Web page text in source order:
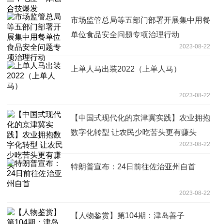
市场监管总局等五部门部署开展集中用餐
单位食品安全问题专项治理行动
2023-08-22
上单人马出装2022（上单人马）
2023-08-22
【中国式现代化的京津冀实践】农业拥抱
数字化转型 让农民少吃苦头更有赚头
2023-08-22
特朗普宣布：24日前往佐治亚州自首
2023-08-22
【人物鉴赏】第104期：津岛善子